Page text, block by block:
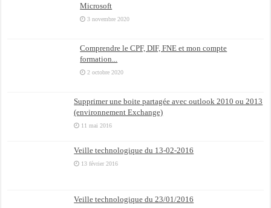
Microsoft
3 novembre 2020
Comprendre le CPF, DIF, FNE et mon compte
formation...
2 octobre 2020
Supprimer une boite partagée avec outlook 2010 ou 2013
(environnement Exchange)
11 mai 2016
Veille technologique du 13-02-2016
13 février 2016
Veille technologique du 23/01/2016